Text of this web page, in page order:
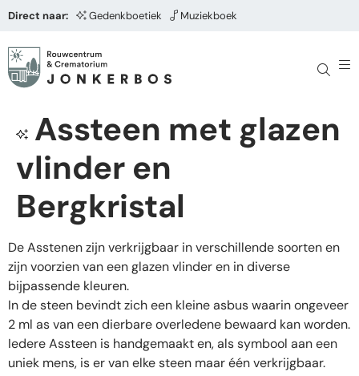
Direct naar: Gedenkboetiek Muziekboek
Assteen met glazen
vlinder en
Bergkristal
De Asstenen zijn verkrijgbaar in verschillende soorten en
zijn voorzien van een glazen vlinder en in diverse
bijpassende kleuren.
In de steen bevindt zich een kleine asbus waarin ongeveer
2 ml as van een dierbare overledene bewaard kan worden.
Iedere Assteen is handgemaakt en, als symbool aan een
uniek mens, is er van elke steen maar één verkrijgbaar.